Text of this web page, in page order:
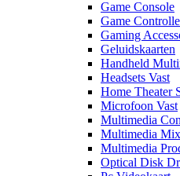
Game Console
Game
Gaming
Geluidskaarten
Handheld
Headsets Vast
Home Theater
Microfoon Vast
Multimedia
Multimedia
Multimedia
Optical Disk